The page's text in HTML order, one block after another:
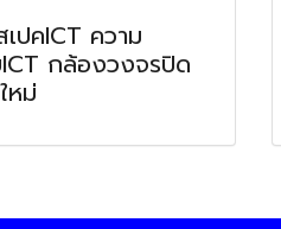
ปคICT ความ
กล้องวงจรปิด
หม่